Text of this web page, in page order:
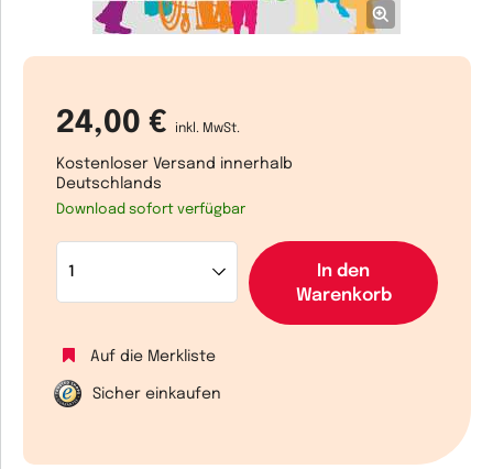
24,00 € inkl. MwSt.
Kostenloser Versand innerhalb
Deutschlands
Download sofort verfügbar
In den
Warenkorb
Auf die Merkliste
Sicher einkaufen